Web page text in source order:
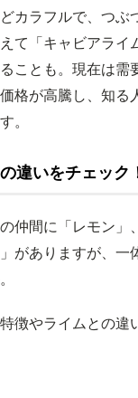
カラフルで、つぶ
て「キャビアライ
ことも。現在は需
格が高騰し、知る
。
違いをチェック
仲間に「レモン」
がありますが、一
徴やライムとの違